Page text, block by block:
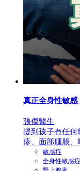
真正全身性敏感
張傑醫生
提到孩子有任何
疹、面部腫脹、
敏感症
全身性敏感症